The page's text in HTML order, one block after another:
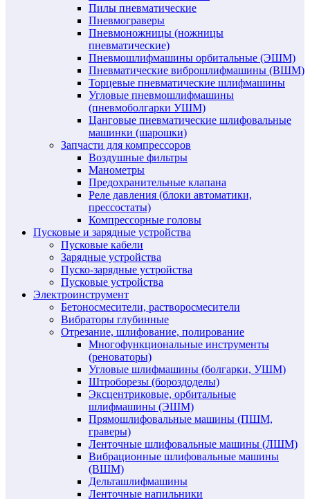
Пилы пневматические
Пневмограверы
Пневмоножницы (ножницы
пневматические)
Пневмошлифмашины орбитальные (ЭШМ)
Пневматические виброшлифмашины (ВШМ)
Торцевые пневматические шлифмашины
Угловые пневмошлифмашины
(пневмоболгарки УШМ)
Цанговые пневматические шлифовальные
машинки (шарошки)
Запчасти для компрессоров
Воздушные фильтры
Манометры
Предохранительные клапана
Реле давления (блоки автоматики,
прессостаты)
Компрессорные головы
Пусковые и зарядные устройства
Пусковые кабели
Зарядные устройства
Пуско-зарядные устройства
Пусковые устройства
Электроинструмент
Бетоносмесители, растворосмесители
Вибраторы глубинные
Отрезание, шлифование, полирование
Многофункциональные инструменты
(реноваторы)
Угловые шлифмашины (болгарки, УШМ)
Штроборезы (бороздоделы)
Эксцентриковые, орбитальные
шлифмашины (ЭШМ)
Прямошлифовальные машины (ПШМ,
граверы)
Ленточные шлифовальные машины (ЛШМ)
Вибрационные шлифовальные машины
(ВШМ)
Дельташлифмашины
Ленточные напильники